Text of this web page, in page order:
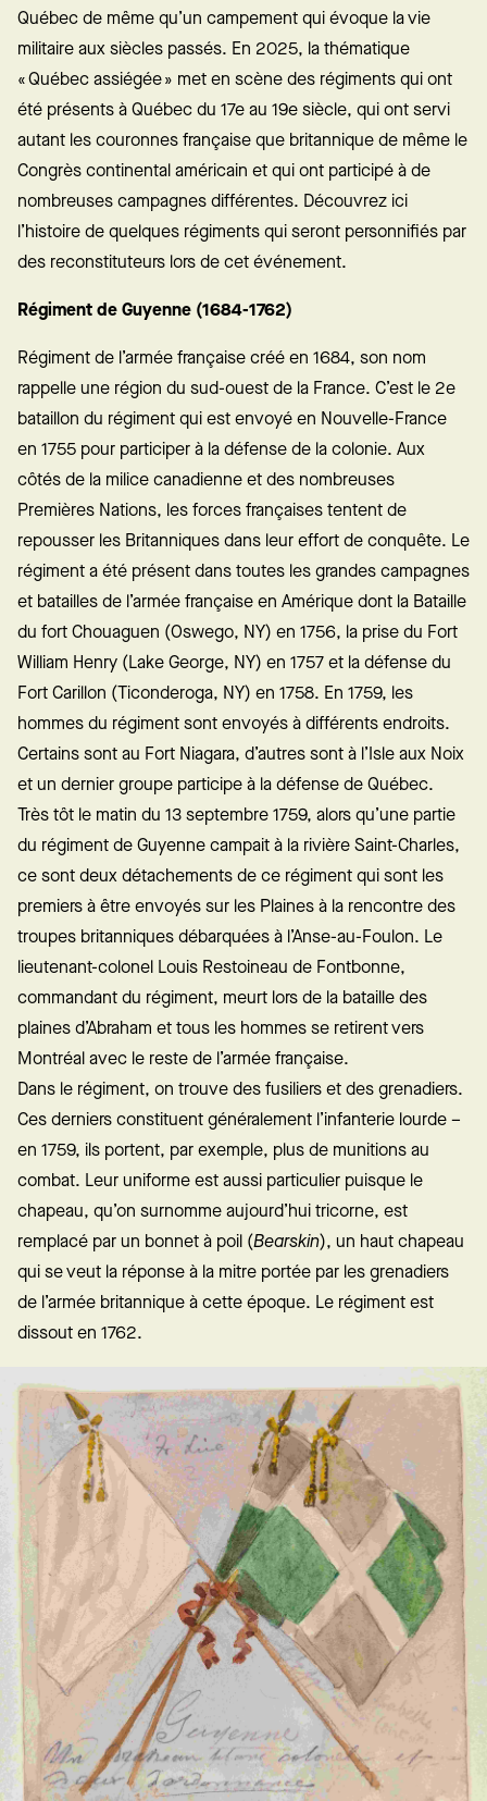
Québec de même qu’un campement qui évoque la vie
militaire aux siècles passés. En 2025, la thématique
« Québec assiégée » met en scène des régiments qui ont
été présents à Québec du 17e au 19e siècle, qui ont servi
autant les couronnes française que britannique de même le
Congrès continental américain et qui ont participé à de
nombreuses campagnes différentes. Découvrez ici
l’histoire de quelques régiments qui seront personnifiés par
des reconstituteurs lors de cet événement.
Régiment de Guyenne (1684-1762)
Régiment de l’armée française créé en 1684, son nom
rappelle une région du sud-ouest de la France. C’est le 2e
bataillon du régiment qui est envoyé en Nouvelle-France
en 1755 pour participer à la défense de la colonie. Aux
côtés de la milice canadienne et des nombreuses
Premières Nations, les forces françaises tentent de
repousser les Britanniques dans leur effort de conquête. Le
régiment a été présent dans toutes les grandes campagnes
et batailles de l’armée française en Amérique dont la Bataille
du fort Chouaguen (Oswego, NY) en 1756, la prise du Fort
William Henry (Lake George, NY) en 1757 et la défense du
Fort Carillon (Ticonderoga, NY) en 1758. En 1759, les
hommes du régiment sont envoyés à différents endroits.
Certains sont au Fort Niagara, d’autres sont à l’Isle aux Noix
et un dernier groupe participe à la défense de Québec.
Très tôt le matin du 13 septembre 1759, alors qu’une partie
du régiment de Guyenne campait à la rivière Saint-Charles,
ce sont deux détachements de ce régiment qui sont les
premiers à être envoyés sur les Plaines à la rencontre des
troupes britanniques débarquées à l’Anse-au-Foulon. Le
lieutenant-colonel Louis Restoineau de Fontbonne,
commandant du régiment, meurt lors de la bataille des
plaines d’Abraham et tous les hommes se retirent vers
Montréal avec le reste de l’armée française.
Dans le régiment, on trouve des fusiliers et des grenadiers.
Ces derniers constituent généralement l’infanterie lourde –
en 1759, ils portent, par exemple, plus de munitions au
combat. Leur uniforme est aussi particulier puisque le
chapeau, qu’on surnomme aujourd’hui tricorne, est
remplacé par un bonnet à poil (Bearskin), un haut chapeau
qui se veut la réponse à la mitre portée par les grenadiers
de l’armée britannique à cette époque. Le régiment est
dissout en 1762.